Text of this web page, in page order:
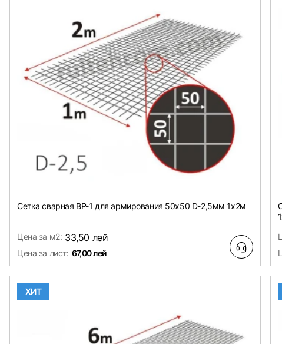
Сетка сварная ВР-1 для армирования 50х50 D-2,5мм 1х2м
Цена за м2: 33,50 лей
Цена за лист: 67,00 лей
ХИТ